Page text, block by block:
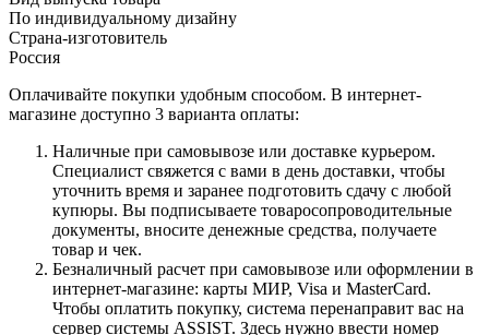
По индивидуальному дизайну
Страна-изготовитель
Россия
Оплачивайте покупки удобным способом. В интернет-
магазине доступно 3 варианта оплаты:
Наличные при самовывозе или доставке курьером.
Специалист свяжется с вами в день доставки, чтобы
уточнить время и заранее подготовить сдачу с любой
купюры. Вы подписываете товаросопроводительные
документы, вносите денежные средства, получаете
товар и чек.
Безналичный расчет при самовывозе или оформлении в
интернет-магазине: карты МИР, Visa и MasterCard.
Чтобы оплатить покупку, система перенаправит вас на
сервер системы ASSIST. Здесь нужно ввести номер